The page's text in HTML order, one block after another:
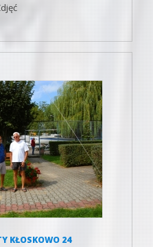
KŁOSKOWO 24